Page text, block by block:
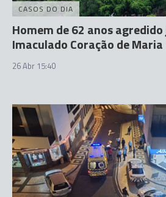
CASOS DO DIA
Homem de 62 anos
Imaculado Coração de Maria
26 Abr 15:40